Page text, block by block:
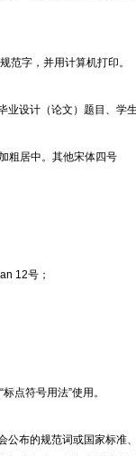
范字，并用计算机打印。
设计（论文）题目、
粗居中。其他宋体四号
12号；
点符号用法”使用。
布的规范词或国家标